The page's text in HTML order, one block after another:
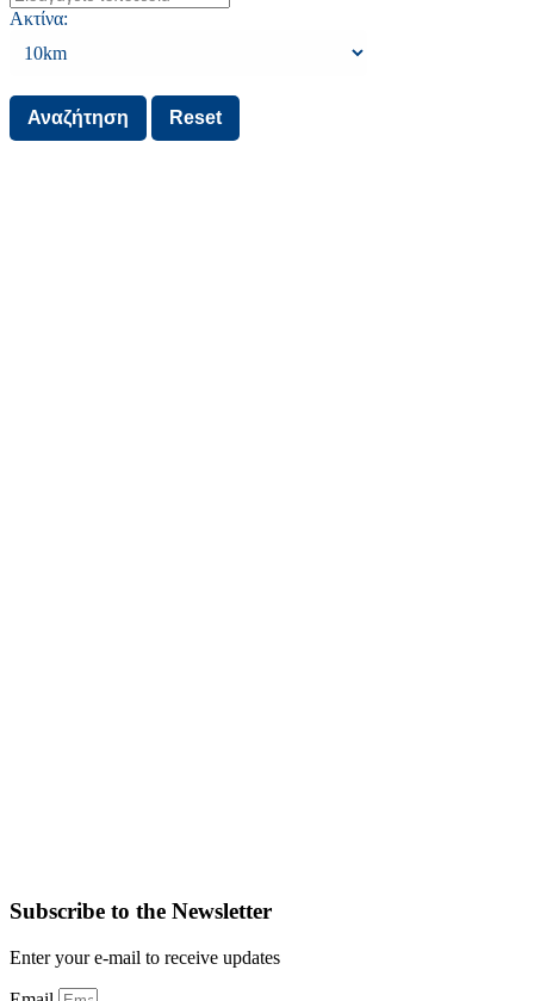
Ακτίνα:
Subscribe to the Newsletter
Enter your e-mail to receive updates